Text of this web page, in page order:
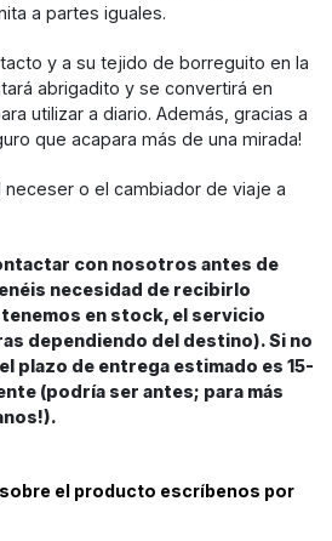
a partes iguales.
y a su tejido de borreguito en la
abrigadito y se convertirá en
utilizar a diario. Además, gracias a
que acapara más de una mirada!
o el cambiador de viaje a
con nosotros antes de
necesidad de recibirlo
en stock, el servicio
dependiendo del destino). Si no
plazo de entrega estimado es 15-
(podría ser antes; para más
el producto escríbenos por